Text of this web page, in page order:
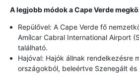
A legjobb módok a Cape Verde
Repülővel: A Cape Verde fő
Amílcar Cabral International Airport
található.
Hajóval: Hajók állnak rendelkezésre
országokból, beleértve Szenegált és